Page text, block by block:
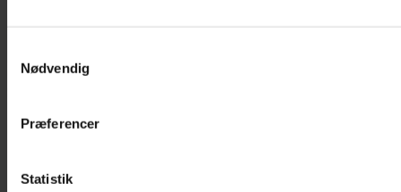
Nødvendig
Præferencer
Statistik